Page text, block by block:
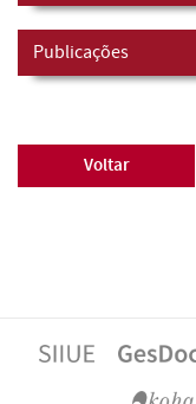
Publicações
Voltar